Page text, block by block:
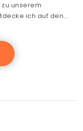
unserem
ich auf den…